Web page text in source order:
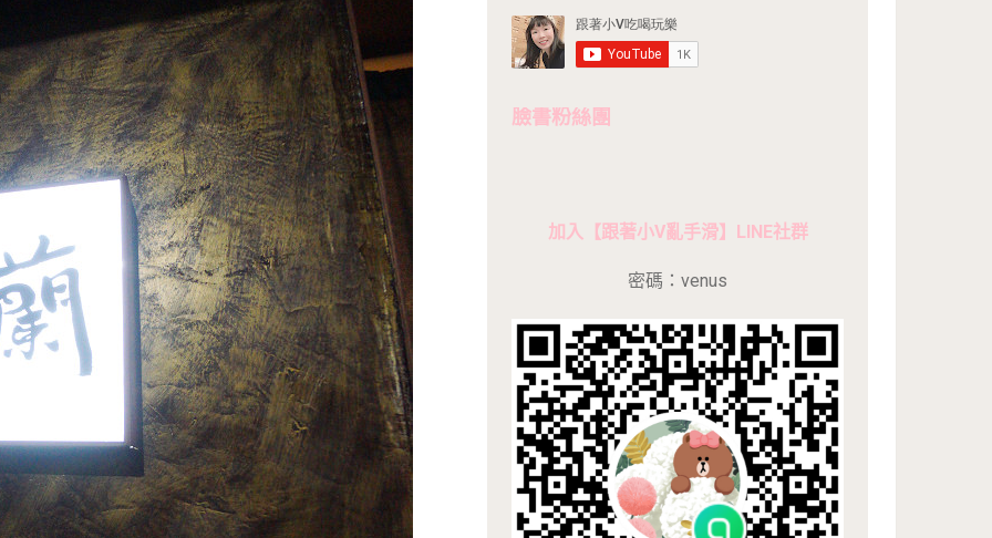
臉書粉絲團
加入【跟著小V亂手滑】LINE社群
密碼：venus